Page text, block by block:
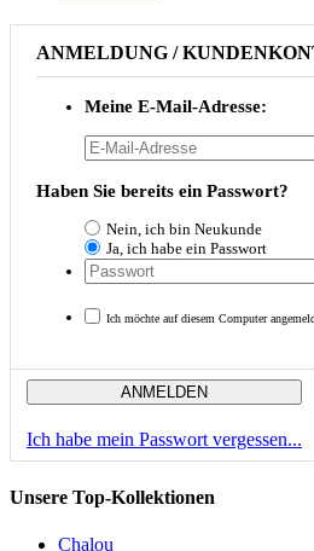
ANMELDUNG /
Meine E-Mail-Adresse:
Haben Sie bereits ein Passwort?
Nein, ich bin Neukunde
Ja, ich habe ein Passwort
Ich möchte auf diesem Computer
Ich habe mein Passwort vergessen...
ANMELDEN
Unsere Top-Kollektionen
Chalou